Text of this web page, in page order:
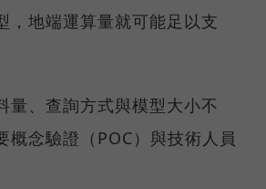
，地端運算量就可能足以支
量、查詢方式與模型大小不
概念驗證（POC）與技術人員